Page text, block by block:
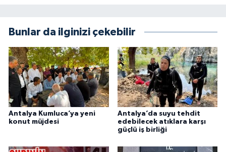
Bunlar da ilginizi çekebilir
Antalya Kumluca’ya yeni
konut müjdesi
Antalya’da suyu tehdit
edebilecek atıklara karşı
güçlü iş birliği